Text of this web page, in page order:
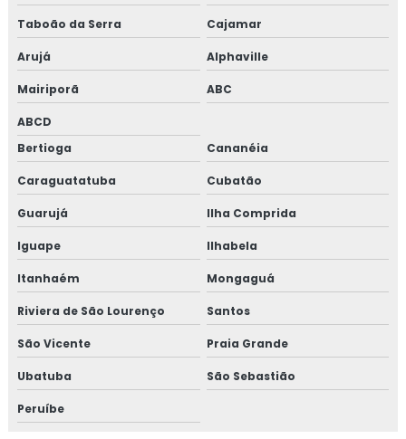
Taboão da Serra Cajamar
Arujá Alphaville
Mairiporã ABC
ABCD
Bertioga
Cananéia
Caraguatatuba Cubatão
Guarujá Ilha Comprida
Iguape Ilhabela
Itanhaém Mongaguá
Riviera de São Lourenço Santos
São Vicente Praia Grande
Ubatuba São Sebastião
Peruíbe